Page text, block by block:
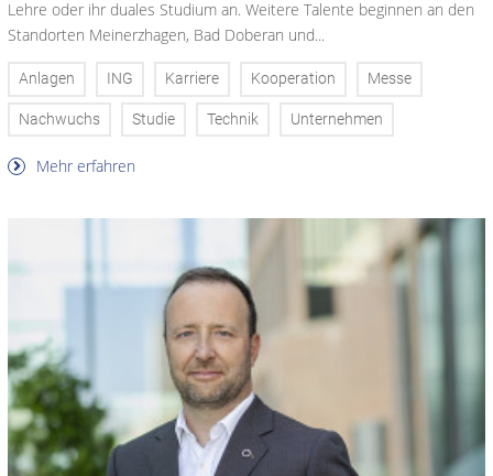
Lehre oder ihr duales Studium an. Weitere Talente beginnen an den
Standorten Meinerzhagen, Bad Doberan und...
Anlagen ING Karriere Kooperation Messe
Nachwuchs Studie Technik Unternehmen
Mehr erfahren